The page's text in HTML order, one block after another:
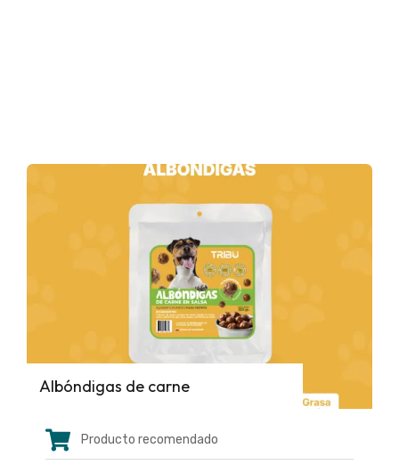
Albóndigas de carne
Producto recomendado